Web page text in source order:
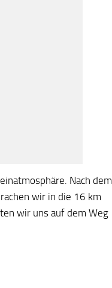
Nach dem
wir in die 16 km
wir uns auf dem Weg